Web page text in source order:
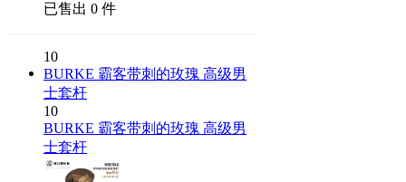
已售出 0 件
10
BURKE 霸客带刺的玫瑰 高级男
士套杆
10
BURKE 霸客带刺的玫瑰 高级男
士套杆